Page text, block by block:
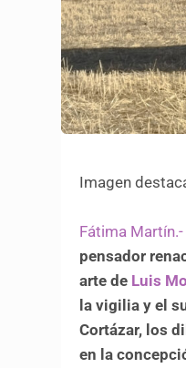
Imagen
Fátima Martín.-
pensador
arte de Luis
la vigilia y el
Cortázar, los
en la